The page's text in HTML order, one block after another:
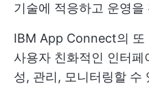
기술에 적응하고 운영
IBM App Connect의 또
사용자 친화적인 인터페
성, 관리, 모니터링할 수